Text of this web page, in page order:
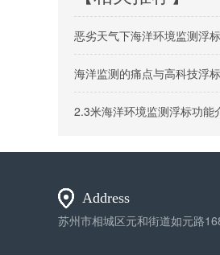
恶劣天气下海洋环境监测浮
海洋监测的痛点与高科技浮
2.3米海洋环境监测浮标功能
Address
苏州市相城区元和街道如元路